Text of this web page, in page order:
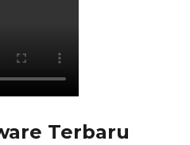
Terbaru